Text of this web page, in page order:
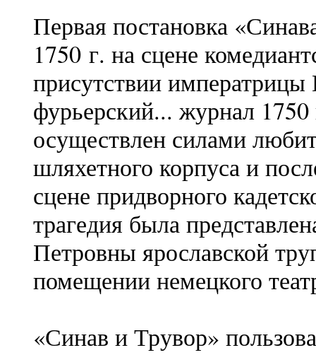
Первая постановка
1750 г. на сцене
присутствии
фурьерский... журнал
осуществлен силами
шляхетного корпуса и
сцене придворного
трагедия была
Петровны ярославской
помещении немецкого
«Синав и Трувор»